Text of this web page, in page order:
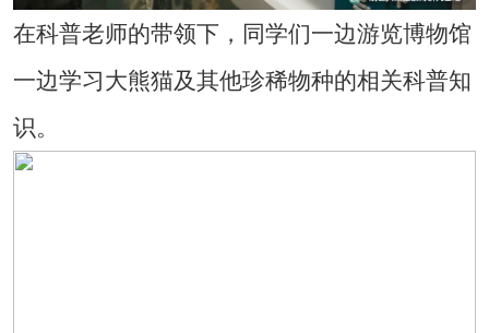
在科普老师的带领下，同学们一边游览博物馆
一边学习大熊猫及其他珍稀物种的相关科普知
识。